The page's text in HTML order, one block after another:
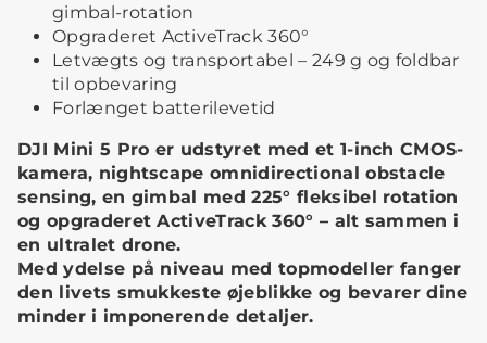
gimbal-rotation
Opgraderet ActiveTrack 360°
Letvægts og transportabel – 249 g og foldbar
til opbevaring
Forlænget batterilevetid
DJI Mini 5 Pro er udstyret med et 1-inch CMOS-
kamera, nightscape omnidirectional obstacle
sensing, en gimbal med 225° fleksibel rotation
og opgraderet ActiveTrack 360° – alt sammen i
en ultralet drone.
Med ydelse på niveau med topmodeller fanger
den livets smukkeste øjeblikke og bevarer dine
minder i imponerende detaljer.